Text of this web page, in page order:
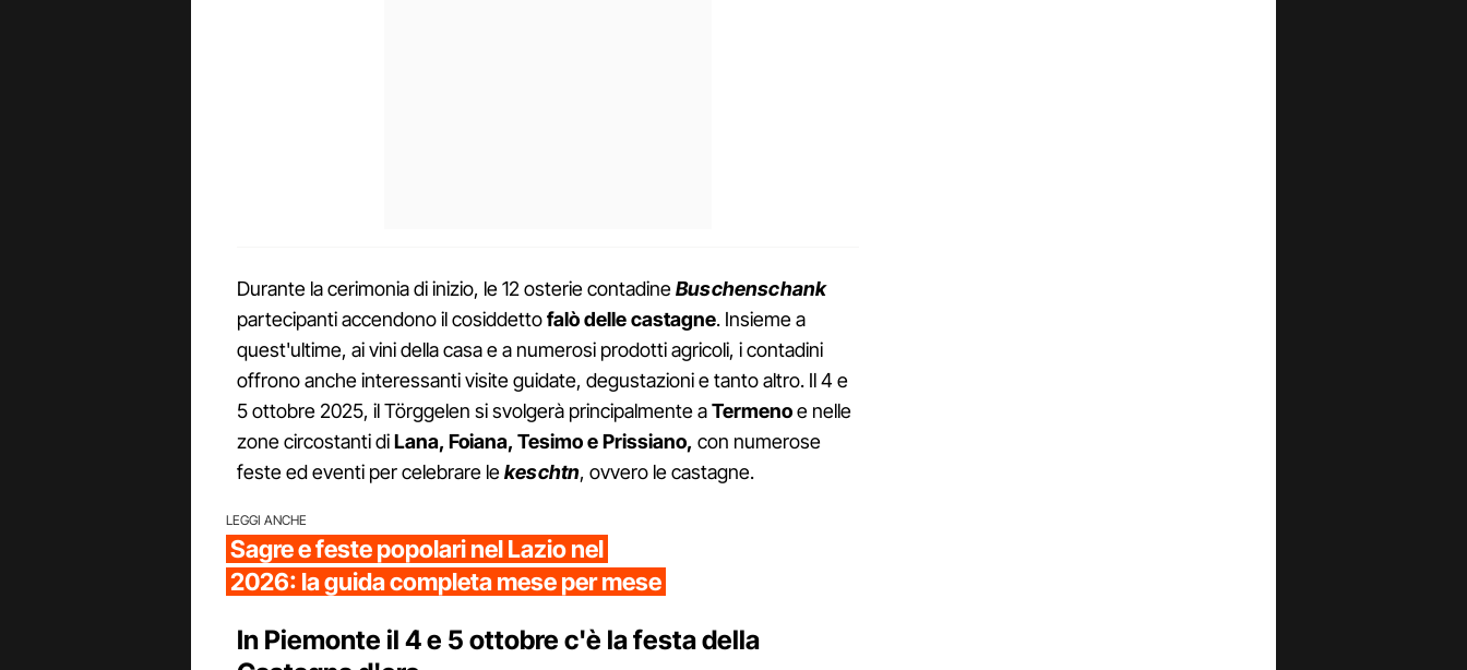
Durante la cerimonia di inizio, le 12 osterie contadineBuschenschank
partecipanti accendono il cosiddettofalò delle castagne. Insieme a
quest'ultime, ai vini della casa e a numerosi prodotti agricoli, i contadini
offrono anche interessanti visite guidate, degustazioni e tanto altro. Il 4 e
5 ottobre 2025, il Törggelen si svolgerà principalmente aTermenoe nelle
zone circostanti diLana, Foiana, Tesimo e Prissiano, con numerose
feste ed eventi per celebrare lekeschtn, ovvero le castagne.
LEGGI ANCHE
Sagre e feste popolari nel Lazio nel
2026: la guida completa mese per mese
In Piemonte il 4 e 5 ottobre c'è la festa della